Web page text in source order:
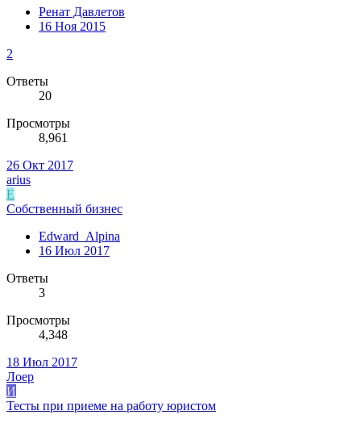
Ренат Давлетов
16 Ноя 2015
2
Ответы
20
Просмотры
8,961
26 Окт 2017
arius
E
Собственный бизнес
Edward_Alpina
16 Июл 2017
Ответы
3
Просмотры
4,348
18 Июл 2017
Лоер
И
Тесты при приеме на работу юристом